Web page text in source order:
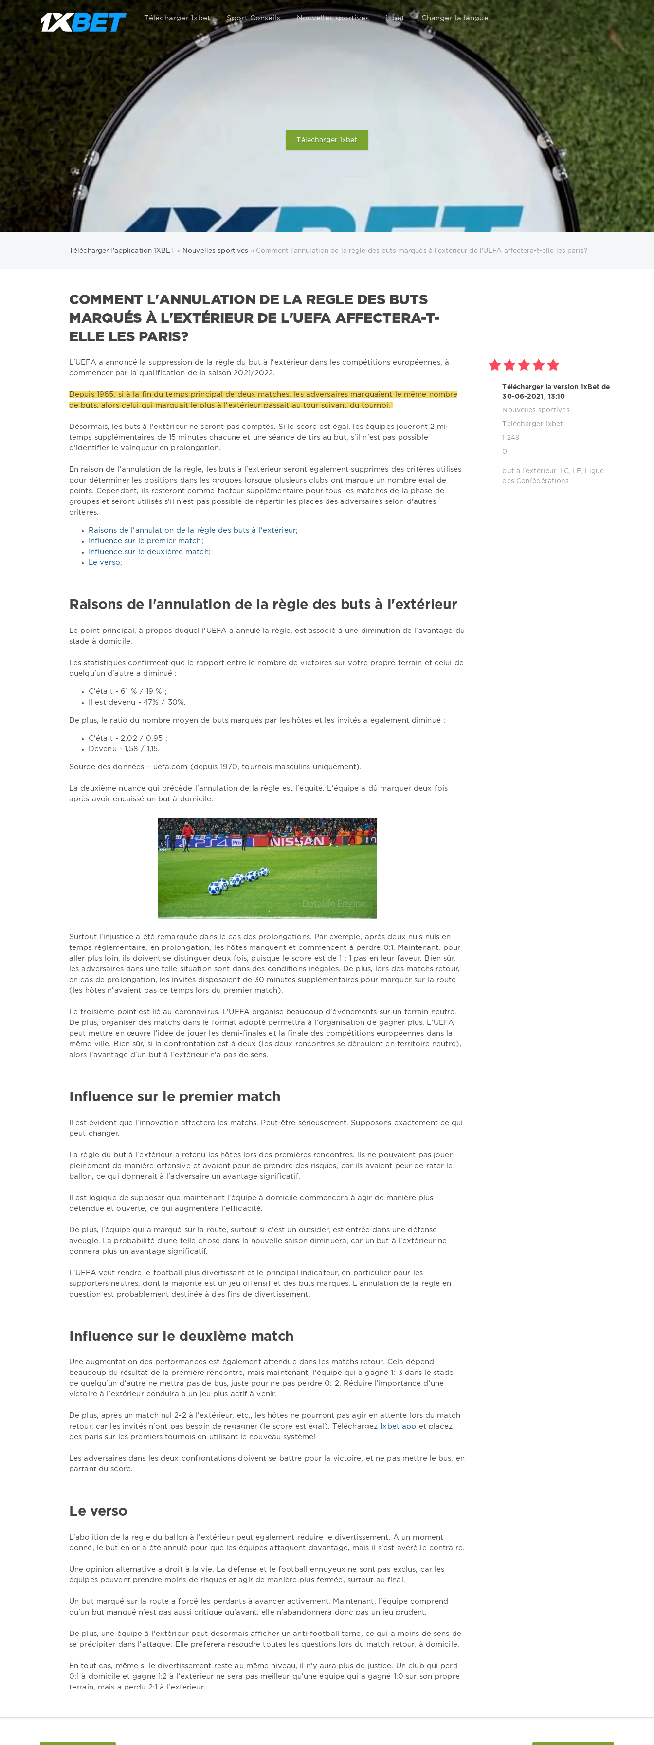
RECHERCHE
Télécharger 1xbet Sport Conseils Nouvelles sportives 1xbet Changer la langue
Télécharger 1xbet
Télécharger l'application 1XBET » Nouvelles sportives » Comment l'annulation de la règle des buts marqués à l'extérieur de l'UEFA affectera-t-elle les paris?
COMMENT L'ANNULATION DE LA RÈGLE DES BUTS
MARQUÉS À L'EXTÉRIEUR DE L'UEFA AFFECTERA-T-
ELLE LES PARIS?
Télécharger la version 1xBet de
30-06-2021, 13:10
Nouvelles sportives
Télécharger 1xbet
1 249
0
but à l'extérieur, LC, LE, Ligue
des Confédérations
L'UEFA a annoncé la suppression de la règle du but à l'extérieur dans les compétitions européennes, à
commencer par la qualification de la saison 2021/2022.
Depuis 1965, si à la fin du temps principal de deux matches, les adversaires marquaient le même nombre
de buts, alors celui qui marquait le plus à l'extérieur passait au tour suivant du tournoi.
Désormais, les buts à l'extérieur ne seront pas comptés. Si le score est égal, les équipes joueront 2 mi-
temps supplémentaires de 15 minutes chacune et une séance de tirs au but, s'il n'est pas possible
d'identifier le vainqueur en prolongation.
En raison de l'annulation de la règle, les buts à l'extérieur seront également supprimés des critères utilisés
pour déterminer les positions dans les groupes lorsque plusieurs clubs ont marqué un nombre égal de
points. Cependant, ils resteront comme facteur supplémentaire pour tous les matches de la phase de
groupes et seront utilisés s'il n'est pas possible de répartir les places des adversaires selon d'autres
critères.
Raisons de l'annulation de la règle des buts à l'extérieur;
Influence sur le premier match ;
Influence sur le deuxième match;
Le verso;
Raisons de l'annulation de la règle des buts à l'extérieur
Le point principal, à propos duquel l'UEFA a annulé la règle, est associé à une diminution de l'avantage du
stade à domicile.
Les statistiques confirment que le rapport entre le nombre de victoires sur votre propre terrain et celui de
quelqu'un d'autre a diminué :
C'était - 61 % / 19 % ;
Il est devenu - 47% / 30%.
De plus, le ratio du nombre moyen de buts marqués par les hôtes et les invités a également diminué :
C'était - 2,02 / 0,95 ;
Devenu - 1,58 / 1,15.
Source des données – uefa.com (depuis 1970, tournois masculins uniquement).
La deuxième nuance qui précède l'annulation de la règle est l'équité. L'équipe a dû marquer deux fois
après avoir encaissé un but à domicile.
Surtout l'injustice a été remarquée dans le cas des prolongations. Par exemple, après deux nuls nuls en
temps réglementaire, en prolongation, les hôtes manquent et commencent à perdre 0:1. Maintenant, pour
aller plus loin, ils doivent se distinguer deux fois, puisque le score est de 1 : 1 pas en leur faveur. Bien sûr,
les adversaires dans une telle situation sont dans des conditions inégales. De plus, lors des matchs retour,
en cas de prolongation, les invités disposaient de 30 minutes supplémentaires pour marquer sur la route
(les hôtes n'avaient pas ce temps lors du premier match).
Le troisième point est lié au coronavirus. L'UEFA organise beaucoup d'événements sur un terrain neutre.
De plus, organiser des matchs dans le format adopté permettra à l'organisation de gagner plus. L'UEFA
peut mettre en œuvre l'idée de jouer les demi-finales et la finale des compétitions européennes dans la
même ville. Bien sûr, si la confrontation est à deux (les deux rencontres se déroulent en territoire neutre),
alors l'avantage d'un but à l'extérieur n'a pas de sens.
Influence sur le premier match
Il est évident que l'innovation affectera les matchs. Peut-être sérieusement. Supposons exactement ce qui
peut changer.
La règle du but à l'extérieur a retenu les hôtes lors des premières rencontres. Ils ne pouvaient pas jouer
pleinement de manière offensive et avaient peur de prendre des risques, car ils avaient peur de rater le
ballon, ce qui donnerait à l'adversaire un avantage significatif.
Il est logique de supposer que maintenant l'équipe à domicile commencera à agir de manière plus
détendue et ouverte, ce qui augmentera l'efficacité.
De plus, l'équipe qui a marqué sur la route, surtout si c'est un outsider, est entrée dans une défense
aveugle. La probabilité d'une telle chose dans la nouvelle saison diminuera, car un but à l'extérieur ne
donnera plus un avantage significatif.
L'UEFA veut rendre le football plus divertissant et le principal indicateur, en particulier pour les
supporters neutres, dont la majorité est un jeu offensif et des buts marqués. L'annulation de la règle en
question est probablement destinée à des fins de divertissement.
Influence sur le deuxième match
Une augmentation des performances est également attendue dans les matchs retour. Cela dépend
beaucoup du résultat de la première rencontre, mais maintenant, l'équipe qui a gagné 1: 3 dans le stade
de quelqu'un d'autre ne mettra pas de bus, juste pour ne pas perdre 0: 2. Réduire l'importance d'une
victoire à l'extérieur conduira à un jeu plus actif à venir.
De plus, après un match nul 2-2 à l'extérieur, etc., les hôtes ne pourront pas agir en attente lors du match
retour, car les invités n'ont pas besoin de regagner (le score est égal). Téléchargez
1xbet app et placez
des paris sur les premiers tournois en utilisant le nouveau système!
Les adversaires dans les deux confrontations doivent se battre pour la victoire, et ne pas mettre le bus, en
partant du score.
Le verso
L'abolition de la règle du ballon à l'extérieur peut également réduire le divertissement. À un moment
donné, le but en or a été annulé pour que les équipes attaquent davantage, mais il s'est avéré le contraire.
Une opinion alternative a droit à la vie. La défense et le football ennuyeux ne sont pas exclus, car les
équipes peuvent prendre moins de risques et agir de manière plus fermée, surtout au final.
Un but marqué sur la route a forcé les perdants à avancer activement. Maintenant, l'équipe comprend
qu'un but manqué n'est pas aussi critique qu'avant, elle n'abandonnera donc pas un jeu prudent.
De plus, une équipe à l'extérieur peut désormais afficher un anti-football terne, ce qui a moins de sens de
se précipiter dans l'attaque. Elle préférera résoudre toutes les questions lors du match retour, à domicile.
En tout cas, même si le divertissement reste au même niveau, il n'y aura plus de justice. Un club qui perd
0:1 à domicile et gagne 1:2 à l'extérieur ne sera pas meilleur qu'une équipe qui a gagné 1:0 sur son propre
terrain, mais a perdu 2:1 à l'extérieur.